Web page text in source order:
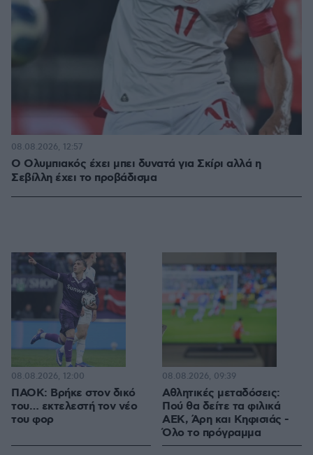
Ο Ολυμπιακός έχει μπει δυνατά για Σκίρι αλλά η
Σεβίλλη έχει το προβάδισμα
08.08.2026, 12:57
ΠΑΟΚ: Βρήκε στον δικό
του… εκτελεστή τον νέο
του φορ
08.08.2026, 12:00
Αθλητικές μεταδόσεις:
Πού θα δείτε τα φιλικά
ΑΕΚ, Άρη και Κηφισιάς -
Όλο το πρόγραμμα
08.08.2026, 09:39